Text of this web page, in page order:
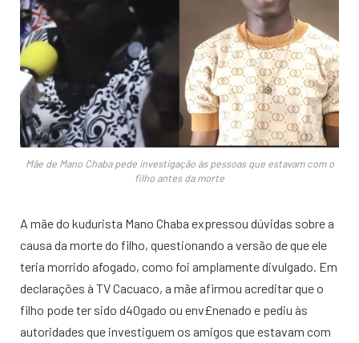
Mãe de Mano Chaba pede investigação às pessoas que estavam com o
filho antes da morte
A mãe do kudurista Mano Chaba expressou dúvidas sobre a
causa da morte do filho, questionando a versão de que ele
teria morrido afogado, como foi amplamente divulgado. Em
declarações à TV Cacuaco, a mãe afirmou acreditar que o
filho pode ter sido d40gado ou env£nenado e pediu às
autoridades que investiguem os amigos que estavam com